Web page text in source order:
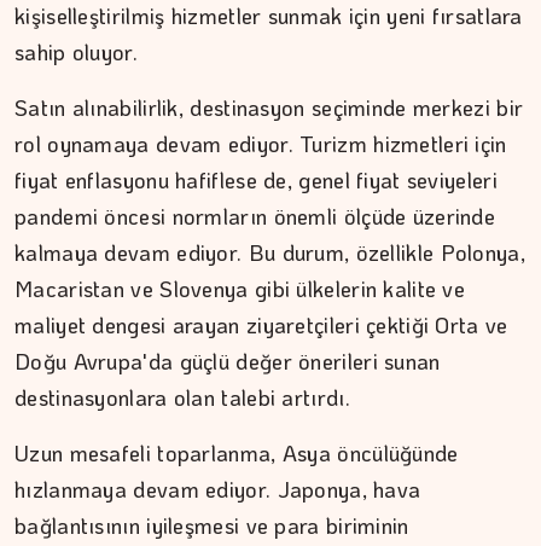
kişiselleştirilmiş hizmetler sunmak için yeni fırsatlara
sahip oluyor.
Satın alınabilirlik, destinasyon seçiminde merkezi bir
rol oynamaya devam ediyor. Turizm hizmetleri için
fiyat enflasyonu hafiflese de, genel fiyat seviyeleri
pandemi öncesi normların önemli ölçüde üzerinde
kalmaya devam ediyor. Bu durum, özellikle Polonya,
Macaristan ve Slovenya gibi ülkelerin kalite ve
maliyet dengesi arayan ziyaretçileri çektiği Orta ve
Doğu Avrupa'da güçlü değer önerileri sunan
destinasyonlara olan talebi artırdı.
Uzun mesafeli toparlanma, Asya öncülüğünde
hızlanmaya devam ediyor. Japonya, hava
bağlantısının iyileşmesi ve para biriminin
ŞAFAK GÜVEN
Ahlat'tan Nemrut Krateri'ne